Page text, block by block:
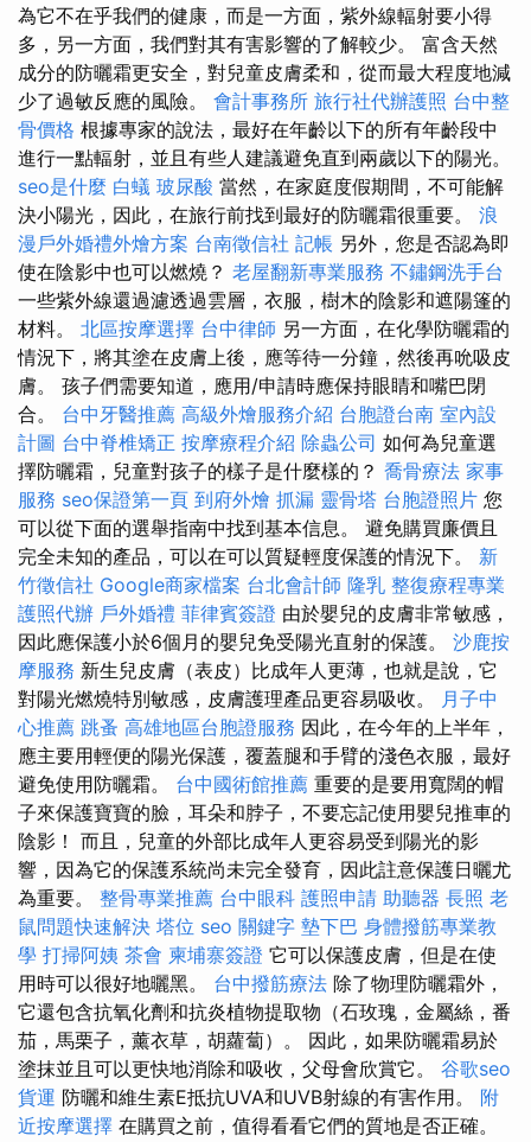
為它不在乎我們的健康，而是一方面，紫外線輻射要小得
多，另一方面，我們對其有害影響的了解較少。 富含天然
成分的防曬霜更安全，對兒童皮膚柔和，從而最大程度地減
少了過敏反應的風險。 會計事務所 旅行社代辦護照 台中整
骨價格 根據專家的說法，最好在年齡以下的所有年齡段中
進行一點輻射，並且有些人建議避免直到兩歲以下的陽光。
seo是什麼 白蟻 玻尿酸 當然，在家庭度假期間，不可能解
決小陽光，因此，在旅行前找到最好的防曬霜很重要。 浪
漫戶外婚禮外燴方案 台南徵信社 記帳 另外，您是否認為即
使在陰影中也可以燃燒？ 老屋翻新專業服務 不鏽鋼洗手台
一些紫外線還過濾透過雲層，衣服，樹木的陰影和遮陽篷的
材料。 北區按摩選擇 台中律師 另一方面，在化學防曬霜的
情況下，將其塗在皮膚上後，應等待一分鐘，然後再吮吸皮
膚。 孩子們需要知道，應用/申請時應保持眼睛和嘴巴閉
合。 台中牙醫推薦 高級外燴服務介紹 台胞證台南 室內設
計圖 台中脊椎矯正 按摩療程介紹 除蟲公司 如何為兒童選
擇防曬霜，兒童對孩子的樣子是什麼樣的？ 喬骨療法 家事
服務 seo保證第一頁 到府外燴 抓漏 靈骨塔 台胞證照片 您
可以從下面的選舉指南中找到基本信息。 避免購買廉價且
完全未知的產品，可以在可以質疑輕度保護的情況下。 新
竹徵信社 Google商家檔案 台北會計師 隆乳 整復療程專業
護照代辦 戶外婚禮 菲律賓簽證 由於嬰兒的皮膚非常敏感，
因此應保護小於6個月的嬰兒免受陽光直射的保護。 沙鹿按
摩服務 新生兒皮膚（表皮）比成年人更薄，也就是說，它
對陽光燃燒特別敏感，皮膚護理產品更容易吸收。
月子中
心推薦 跳蚤 高雄地區台胞證服務 因此，在今年的上半年，
應主要用輕便的陽光保護，覆蓋腿和手臂的淺色衣服，最好
避免使用防曬霜。 台中國術館推薦 重要的是要用寬闊的帽
子來保護寶寶的臉，耳朵和脖子，不要忘記使用嬰兒推車的
陰影！ 而且，兒童的外部比成年人更容易受到陽光的影
響，因為它的保護系統尚未完全發育，因此註意保護日曬尤
為重要。 整骨專業推薦 台中眼科 護照申請 助聽器 長照 老
鼠問題快速解決 塔位 seo 關鍵字 墊下巴 身體撥筋專業教
學 打掃阿姨 茶會 柬埔寨簽證 它可以保護皮膚，但是在使
用時可以很好地曬黑。 台中撥筋療法 除了物理防曬霜外，
它還包含抗氧化劑和抗炎植物提取物（石玫瑰，金屬絲，番
茄，馬栗子，薰衣草，胡蘿蔔）。 因此，如果防曬霜易於
塗抹並且可以更快地消除和吸收，父母會欣賞它。 谷歌seo
貨運 防曬和維生素E抵抗UVA和UVB射線的有害作用。 附
近按摩選擇 在購買之前，值得看看它們的質地是否正確。